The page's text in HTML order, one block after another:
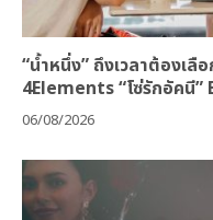
“น้ำหนึ่ง” ถึงเวลาต้องเ
4Elements “โซ่รักอัคนี”
06/08/2026